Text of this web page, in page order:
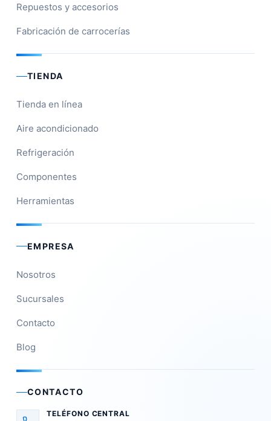
Repuestos y accesorios
Fabricación de carrocerías
TIENDA
Tienda en línea
Aire acondicionado
Refrigeración
Componentes
Herramientas
EMPRESA
Nosotros
Sucursales
Contacto
Blog
CONTACTO
TELÉFONO CENTRAL